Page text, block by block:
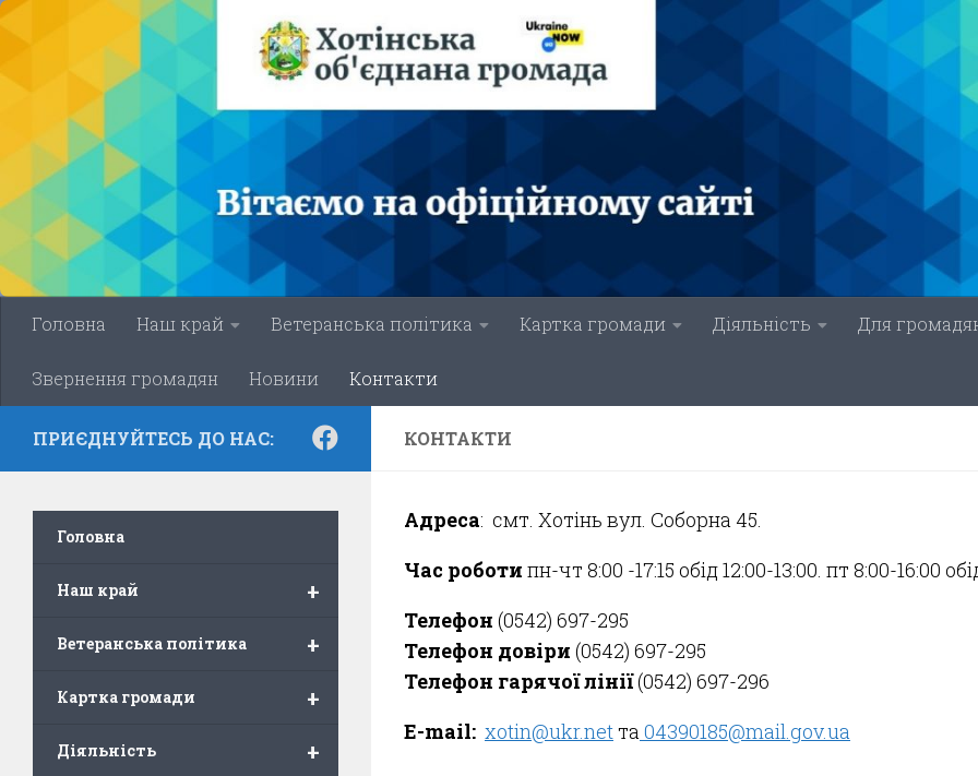
Skip to content
Головна Наш край Ветеранська політика Картка громади Діяльність Для
Звернення громадян Новини Контакти
КОНТАКТИ
Адреса: смт. Хотінь вул. Соборна 45.
Час роботи пн-чт 8:00 -17:15 обід 12:00-13:00. пт 8:00-16:00
Телефон (0542) 697-295
Телефон довіри (0542) 697-295
Телефон гарячої лінії(0542) 697-296
E-mail: xotin@ukr.netта04390185@mail.gov.ua
ПРИЄДНУЙТЕСЬ ДО НАС:
Головна
+
Наш край
+
Ветеранська політика
+
Картка громади
+
Діяльність